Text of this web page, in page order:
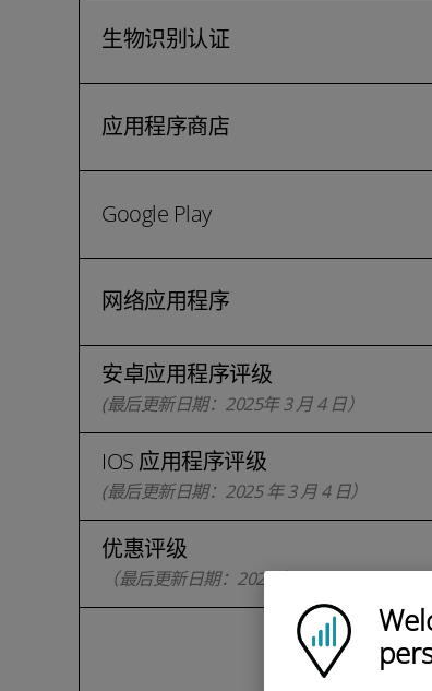
Ubigi logo
生物识别认证
应用程序商店
Google Play
网络应用程序
安卓应用程序评级
(最后更新日期： 2025年 3 月 4 日）
IOS 应用程序评级
(最后更新日期：2025 年 3 月 4 日）
优惠评级
（最后更新日期：2025 年 3 月 4 日